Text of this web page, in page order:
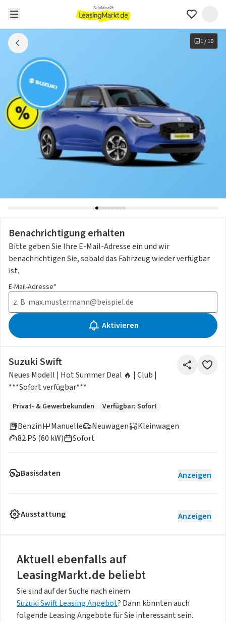
1/10
Benachrichtigung erhalten
Bitte geben Sie Ihre E-Mail-Adresse ein und wir
benachrichtigen Sie, sobald das Fahrzeug wieder verfügbar
ist.
E-Mail-Adresse*
Aktivieren
Suzuki Swift
Neues Modell | Hot Summer Deal 🔥 | Club |
***Sofort verfügbar***
Privat- & Gewerbekunden Verfügbar: Sofort
Benzin
Neuwagen
82 PS (60 kW)
Manuelle
Kleinwagen
Sofort
Basisdaten Anzeigen
Ausstattung Anzeigen
Aktuell ebenfalls auf
LeasingMarkt.de beliebt
Sie sind auf der Suche nach einem
Suzuki Swift Leasing Angebot? Dann könnten auch
folgende Leasing Angebote für Sie interessant sein.